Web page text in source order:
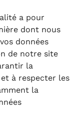
a pour
dont nous
données
de notre site
la
à respecter les
la